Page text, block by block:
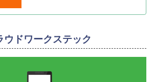
ウドワークステック